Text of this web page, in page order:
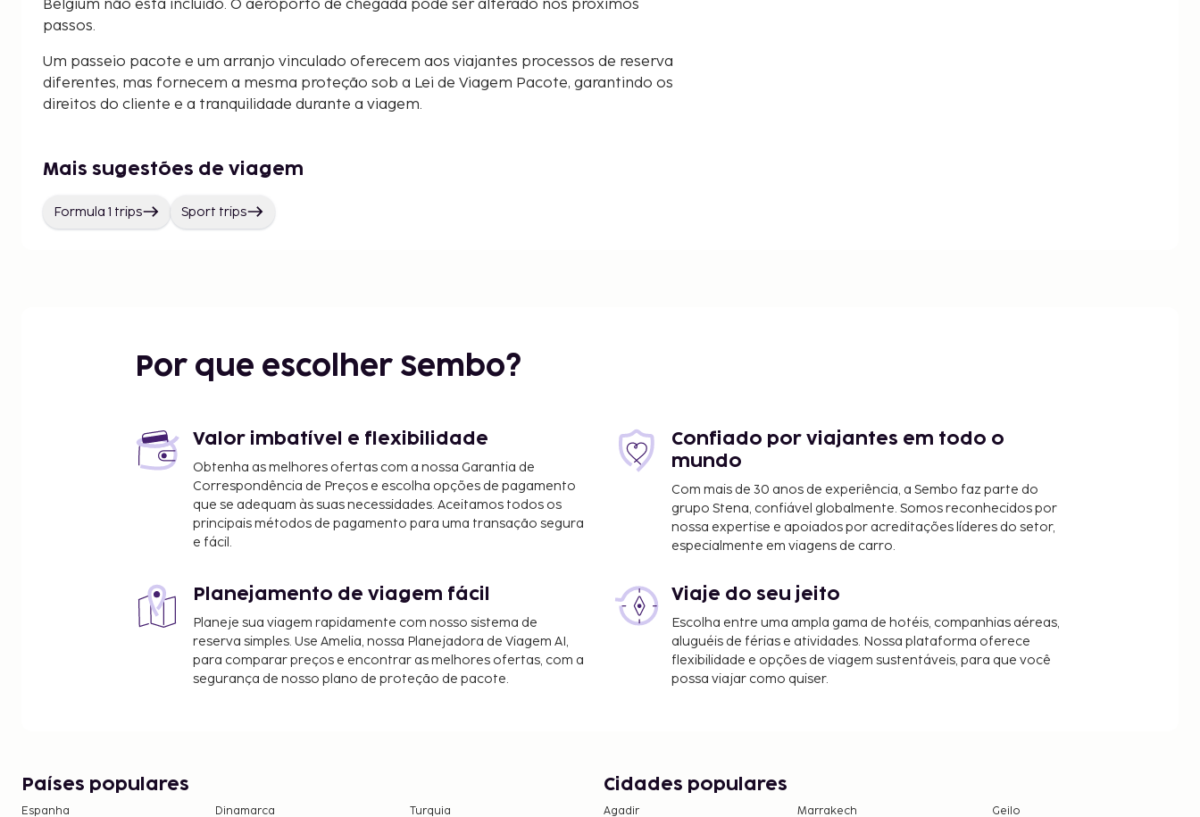
Belgium não está incluído. O aeroporto de chegada pode ser alterado nos próximos
passos.
Um passeio pacote e um arranjo vinculado oferecem aos viajantes processos de reserva
diferentes, mas fornecem a mesma proteção sob a Lei de Viagem Pacote, garantindo os
direitos do cliente e a tranquilidade durante a viagem.
Mais sugestões de viagem
Formula 1 trips Sport trips
Por que escolher Sembo?
Valor imbatível e flexibilidade
Obtenha as melhores ofertas com a nossa Garantia de
Correspondência de Preços e escolha opções de pagamento
que se adequam às suas necessidades. Aceitamos todos os
principais métodos de pagamento para uma transação segura
e fácil.
Confiado por viajantes em todo o
mundo
Com mais de 30 anos de experiência, a Sembo faz parte do
grupo Stena, confiável globalmente. Somos reconhecidos por
nossa expertise e apoiados por acreditações líderes do setor,
especialmente em viagens de carro.
Planejamento de viagem fácil
Planeje sua viagem rapidamente com nosso sistema de
reserva simples. Use Amelia, nossa Planejadora de Viagem AI,
para comparar preços e encontrar as melhores ofertas, com a
segurança de nosso plano de proteção de pacote.
Viaje do seu jeito
Escolha entre uma ampla gama de hotéis, companhias aéreas,
aluguéis de férias e atividades. Nossa plataforma oferece
flexibilidade e opções de viagem sustentáveis, para que você
possa viajar como quiser.
Países populares
Espanha Dinamarca
Turquia
Cidades populares
Agadir Marrakech
Geilo